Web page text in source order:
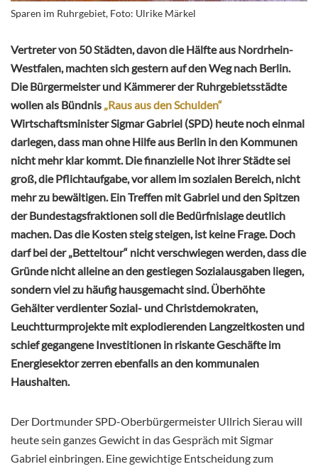
Sparen im Ruhrgebiet, Foto: Ulrike Märkel
Vertreter von 50 Städten, davon die Hälfte aus Nordrhein-
Westfalen, machten sich gestern auf den Weg nach Berlin.
Die Bürgermeister und Kämmerer der Ruhrgebietsstädte
wollen als Bündnis „Raus aus den Schulden“
Wirtschaftsminister Sigmar Gabriel (SPD) heute noch einmal
darlegen, dass man ohne Hilfe aus Berlin in den Kommunen
nicht mehr klar kommt. Die finanzielle Not ihrer Städte sei
groß, die Pflichtaufgabe, vor allem im sozialen Bereich, nicht
mehr zu bewältigen. Ein Treffen mit Gabriel und den Spitzen
der Bundestagsfraktionen soll die Bedürfnislage deutlich
machen. Das die Kosten steig steigen, ist keine Frage. Doch
darf bei der „Betteltour“ nicht verschwiegen werden, dass die
Gründe nicht alleine an den gestiegen Sozialausgaben liegen,
sondern viel zu häufig hausgemacht sind. Überhöhte
Gehälter verdienter Sozial- und Christdemokraten,
Leuchtturmprojekte mit explodierenden Langzeitkosten und
schief gegangene Investitionen in riskante Geschäfte im
Energiesektor zerren ebenfalls an den kommunalen
Haushalten.
Der Dortmunder SPD-Oberbürgermeister Ullrich Sierau will
heute sein ganzes Gewicht in das Gespräch mit Sigmar
Gabriel einbringen. Eine gewichtige Entscheidung zum